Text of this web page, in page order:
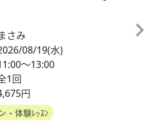
さみ
08/19(水)
～13:00
1回
円
・体験ﾚｯｽﾝ